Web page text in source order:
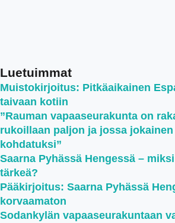
Luetuimmat
Muistokirjoitus: Pitkäaikainen
taivaan kotiin
”Rauman vapaaseurakunta on
rukoillaan paljon ja jossa
kohdatuksi”
Saarna Pyhässä Hengessä –
tärkeä?
Pääkirjoitus: Saarna Pyhässä
korvaamaton
Sodankylän vapaaseurakuntaan